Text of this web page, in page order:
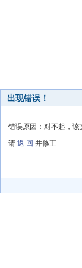
出现错误！
错误原因：对不起，该
请 返 回 并修正